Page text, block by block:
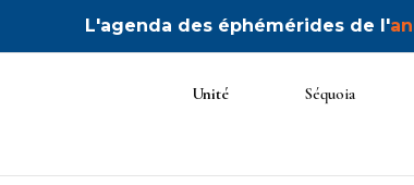
L'agenda des éphémérides de l'
Unité Séquoia